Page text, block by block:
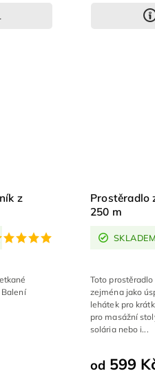
z
Prostěradlo
250 m
SKLADEM
od 599
Toto
zejména jako
lehátek pro
pro masážní
solária nebo i...